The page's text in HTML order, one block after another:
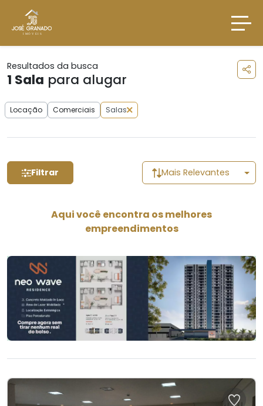
Resultados da busca
1 Sala para alugar
Locação Comerciais Salas
Filtrar Mais Relevantes
Aqui você encontra os melhores
empreendimentos